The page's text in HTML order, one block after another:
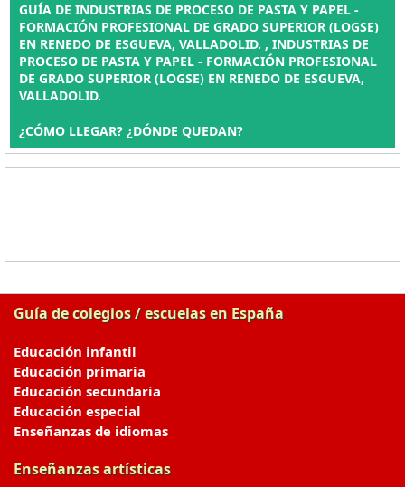
GUÍA DE INDUSTRIAS DE PROCESO DE PASTA Y PAPEL -
FORMACIÓN PROFESIONAL DE GRADO SUPERIOR (LOGSE)
EN RENEDO DE ESGUEVA, VALLADOLID. , INDUSTRIAS DE
PROCESO DE PASTA Y PAPEL - FORMACIÓN PROFESIONAL
DE GRADO SUPERIOR (LOGSE) EN RENEDO DE ESGUEVA,
VALLADOLID.
¿CÓMO LLEGAR? ¿DÓNDE QUEDAN?
Guía de colegios / escuelas en España
Educación infantil
Educación primaria
Educación secundaria
Educación especial
Enseñanzas de idiomas
Enseñanzas artísticas